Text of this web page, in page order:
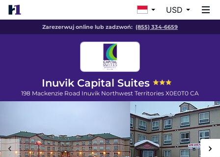
USD
Zarezerwuj online lub zadzwoń: (855) 334-6659
Inuvik Capital Suites
198 Mackenzie Road Inuvik Northwest Territories X0E0T0 CA